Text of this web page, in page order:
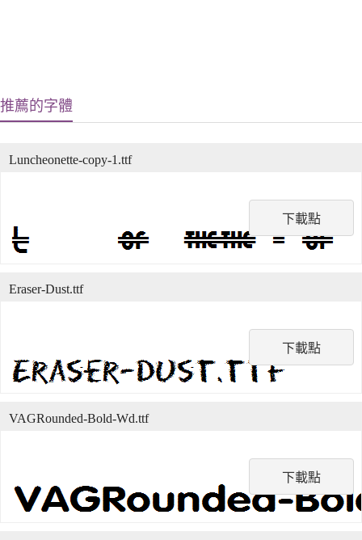
推薦的字體
下載點
Luncheonette-copy-1.ttf
下載點
Eraser-Dust.ttf
下載點
VAGRounded-Bold-Wd.ttf